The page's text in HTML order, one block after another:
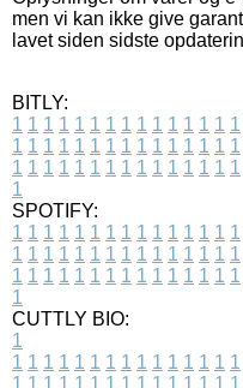
men vi kan ikke give
lavet siden sidste
BITLY:
1 1 1 1 1 1 1 1 1 1 1 1 1 1 1
1 1 1 1 1 1 1 1 1 1 1 1 1 1 1
1 1 1 1 1 1 1 1 1 1 1 1 1 1 1
1
SPOTIFY:
1 1 1 1 1 1 1 1 1 1 1 1 1 1 1
1 1 1 1 1 1 1 1 1 1 1 1 1 1 1
1 1 1 1 1 1 1 1 1 1 1 1 1 1 1
1
CUTTLY BIO:
1
1 1 1 1 1 1 1 1 1 1 1 1 1 1 1
1 1 1 1 1 1 1 1 1 1 1 1 1 1 1